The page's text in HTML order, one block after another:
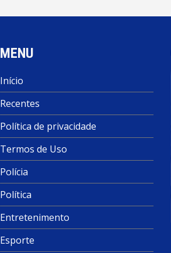
MENU
Início
Recentes
Política de privacidade
Termos de Uso
Polícia
Política
Entretenimento
Esporte